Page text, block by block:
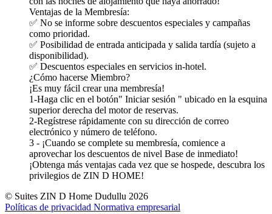
Ventajas de la Membresía:
✅ No se informe sobre descuentos especiales y campañas
como prioridad.
✅ Posibilidad de entrada anticipada y salida tardía (sujeto a
disponibilidad).
✅ Descuentos especiales en servicios in-hotel.
¿Cómo hacerse Miembro?
¡Es muy fácil crear una membresía!
1-Haga clic en el botón" Iniciar sesión " ubicado en la esquina
superior derecha del motor de reservas.
2-Regístrese rápidamente con su dirección de correo
electrónico y número de teléfono.
3 - ¡Cuando se complete su membresía, comience a
aprovechar los descuentos de nivel Base de inmediato!
¡Obtenga más ventajas cada vez que se hospede, descubra los
privilegios de ZIN D HOME!
© Suites ZIN D Home Dudullu 2026
Políticas de privacidad Normativa empresarial